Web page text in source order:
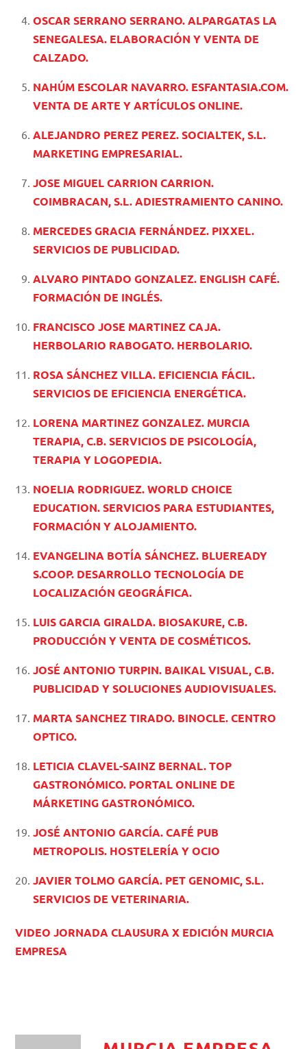
OSCAR SERRANO SERRANO. ALPARGATAS LA
SENEGALESA. ELABORACIÓN Y VENTA DE
CALZADO.
NAHÚM ESCOLAR NAVARRO. ESFANTASIA.COM.
VENTA DE ARTE Y ARTÍCULOS ONLINE.
ALEJANDRO PEREZ PEREZ. SOCIALTEK, S.L.
MARKETING EMPRESARIAL.
JOSE MIGUEL CARRION CARRION.
COIMBRACAN, S.L. ADIESTRAMIENTO CANINO.
MERCEDES GRACIA FERNÁNDEZ. PIXXEL.
SERVICIOS DE PUBLICIDAD.
ALVARO PINTADO GONZALEZ. ENGLISH CAFÉ.
FORMACIÓN DE INGLÉS.
FRANCISCO JOSE MARTINEZ CAJA.
HERBOLARIO RABOGATO. HERBOLARIO.
ROSA SÁNCHEZ VILLA. EFICIENCIA FÁCIL.
SERVICIOS DE EFICIENCIA ENERGÉTICA.
LORENA MARTINEZ GONZALEZ. MURCIA
TERAPIA, C.B. SERVICIOS DE PSICOLOGÍA,
TERAPIA Y LOGOPEDIA.
NOELIA RODRIGUEZ. WORLD CHOICE
EDUCATION. SERVICIOS PARA ESTUDIANTES,
FORMACIÓN Y ALOJAMIENTO.
EVANGELINA BOTÍA SÁNCHEZ. BLUEREADY
S.COOP. DESARROLLO TECNOLOGÍA DE
LOCALIZACIÓN GEOGRÁFICA.
LUIS GARCIA GIRALDA. BIOSAKURE, C.B.
PRODUCCIÓN Y VENTA DE COSMÉTICOS.
JOSÉ ANTONIO TURPIN. BAIKAL VISUAL, C.B.
PUBLICIDAD Y SOLUCIONES AUDIOVISUALES.
MARTA SANCHEZ TIRADO. BINOCLE. CENTRO
OPTICO.
LETICIA CLAVEL-SAINZ BERNAL. TOP
GASTRONÓMICO. PORTAL ONLINE DE
MÁRKETING GASTRONÓMICO.
JOSÉ ANTONIO GARCÍA. CAFÉ PUB
METROPOLIS. HOSTELERÍA Y OCIO
JAVIER TOLMO GARCÍA. PET GENOMIC, S.L.
SERVICIOS DE VETERINARIA.
VIDEO JORNADA CLAUSURA X EDICIÓN MURCIA
EMPRESA